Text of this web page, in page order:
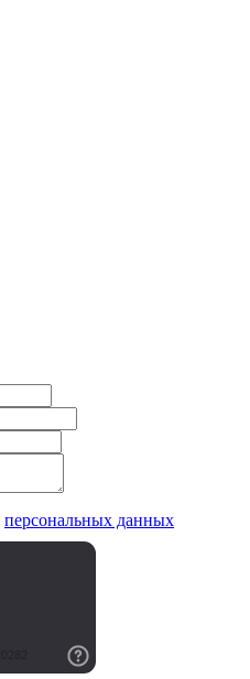
персональных данных